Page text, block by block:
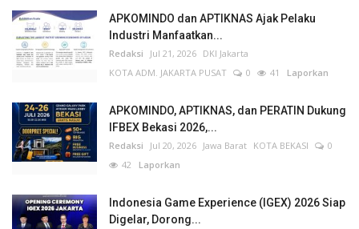
APKOMINDO dan APTIKNAS Ajak Pelaku
Industri Manfaatkan...
Redaksi Jul 21, 2026 DKI Jakarta
KOTA ADM. JAKARTA PUSAT
0 41 Laporkan
APKOMINDO, APTIKNAS, dan PERATIN Dukung
IFBEX Bekasi 2026,...
Redaksi Jul 20, 2026 Jawa Barat KOTA BEKASI
0
42 Laporkan
Indonesia Game Experience (IGEX) 2026 Siap
Digelar, Dorong...